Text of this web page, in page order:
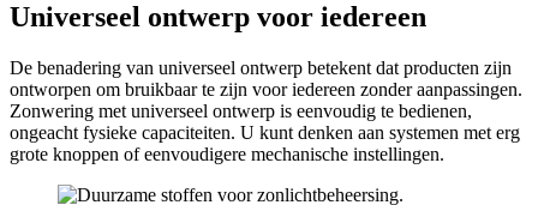
Universeel ontwerp voor iedereen
De benadering van universeel ontwerp betekent dat producten zijn
ontworpen om bruikbaar te zijn voor iedereen zonder aanpassingen.
Zonwering met universeel ontwerp is eenvoudig te bedienen,
ongeacht fysieke capaciteiten. U kunt denken aan systemen met erg
grote knoppen of eenvoudigere mechanische instellingen.